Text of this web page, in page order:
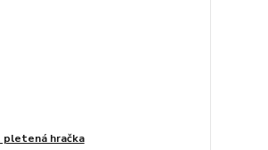
pletená hračka